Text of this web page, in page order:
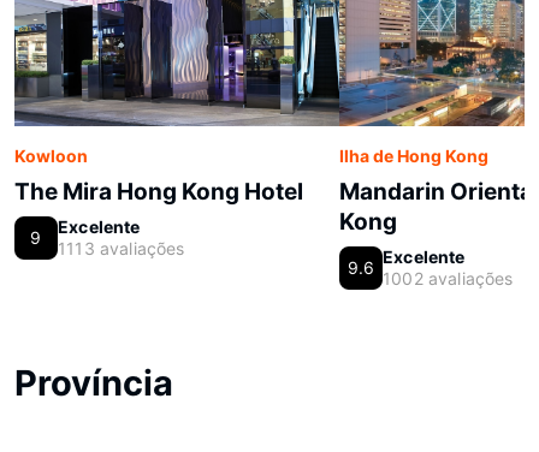
Kowloon
The Mira Hong Kong Hotel
9
Excelente
1113 avaliações
Ilha de Hong Kong
Mandarin
Kong
9.6
Excelente
1002 avaliações
Província